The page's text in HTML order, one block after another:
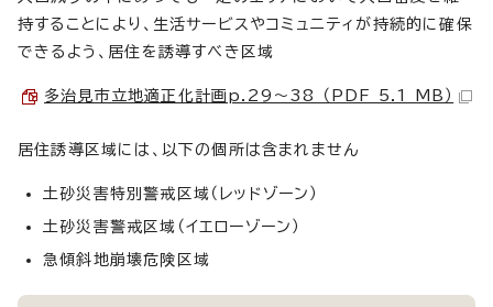
持することにより、生活サービスやコミュニティが持続的に確保
できるよう、居住を誘導すべき区域
多治見市立地適正化計画p.29～38 （PDF 5.1 MB）
居住誘導区域には、以下の個所は含まれません
土砂災害特別警戒区域（レッドゾーン）
土砂災害警戒区域（イエローゾーン）
急傾斜地崩壊危険区域